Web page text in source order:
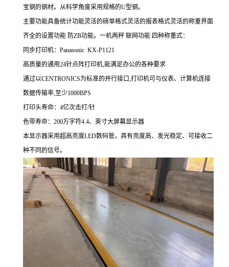
宝钢的钢材。从科学角度采用规格的U型钢。
主要功能具备统计功能灵活的磅单格式灵活的报表格式灵活的称重界面
齐全的设置功能 防ZB功能。一机两秤 联网功能 四种称重式：
同步打印机：Panasonic KX-P1121
高质量的通用24针点阵打印机,能满足办公的各种要求
通过以CENTRONICS为标准的并行接口,打印机可与仪表、计算机连接
数据传输率,至少1000BPS
打印头寿命：4亿次击打/针
色带寿命：200万字符4.4、英寸大屏幕显示器
本显示器采用超高亮度LED数码管，具有亮度高、发光稳定、可接收二
种不同的信号。